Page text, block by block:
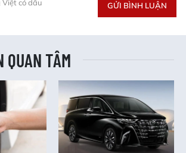
có dấu GỬI BÌNH LUẬN
QUAN TÂM